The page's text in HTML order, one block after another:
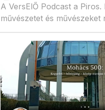
A VersElŐ Podcast a
művészetet és művészeket
beszélgető műsora